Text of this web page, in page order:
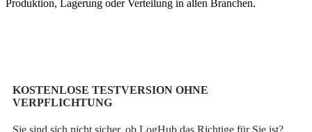
Produktion, Lagerung oder Verteilung in allen Branchen.
KOSTENLOSE TESTVERSION OHNE
VERPFLICHTUNG